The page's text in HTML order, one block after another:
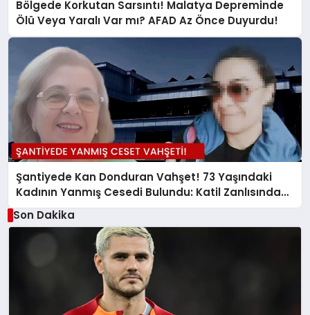
Bölgede Korkutan Sarsıntı! Malatya Depreminde
Ölü Veya Yaralı Var mı? AFAD Az Önce Duyurdu!
Şantiyede Kan Donduran Vahşet! 73 Yaşındaki
Kadının Yanmış Cesedi Bulundu: Katil Zanlısından
Akılalmaz İfade
Son Dakika